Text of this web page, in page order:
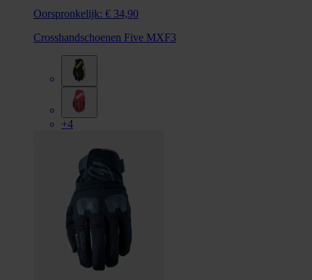
Oorspronkelijk: € 34,90
Crosshandschoenen Five MXF3
+4